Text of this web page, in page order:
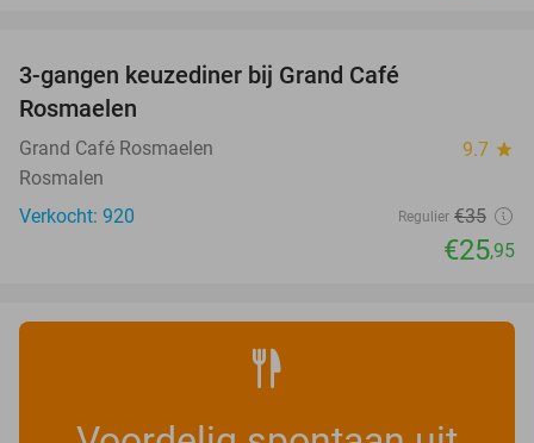
3-gangen keuzediner bij Grand Café
Rosmaelen
Grand Café Rosmaelen 9.7 star
Rosmalen
Verkocht: 920
Regulier €35
€25,95